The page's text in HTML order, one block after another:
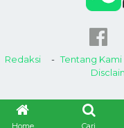
Home Cari
Redaksi Tentang Kami